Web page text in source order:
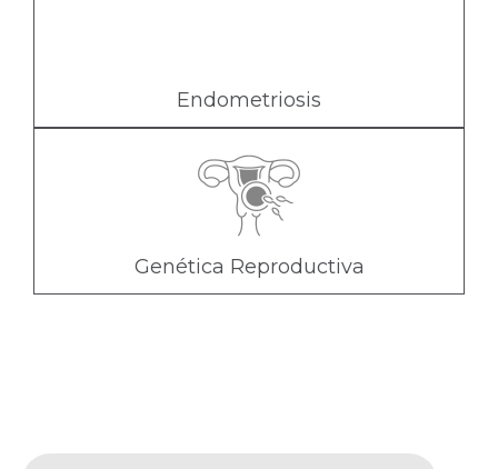
Endometriosis
Genética Reproductiva